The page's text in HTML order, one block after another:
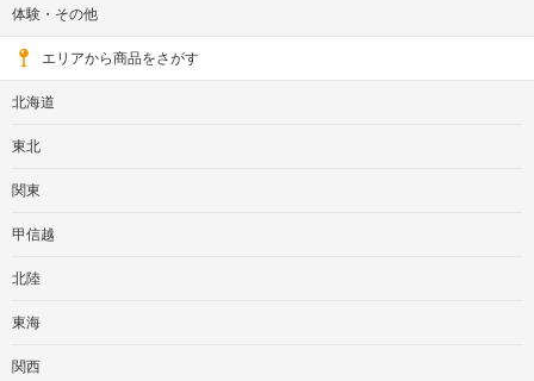
体験・その他
エリアから商品をさがす
北海道
東北
関東
甲信越
北陸
東海
関西